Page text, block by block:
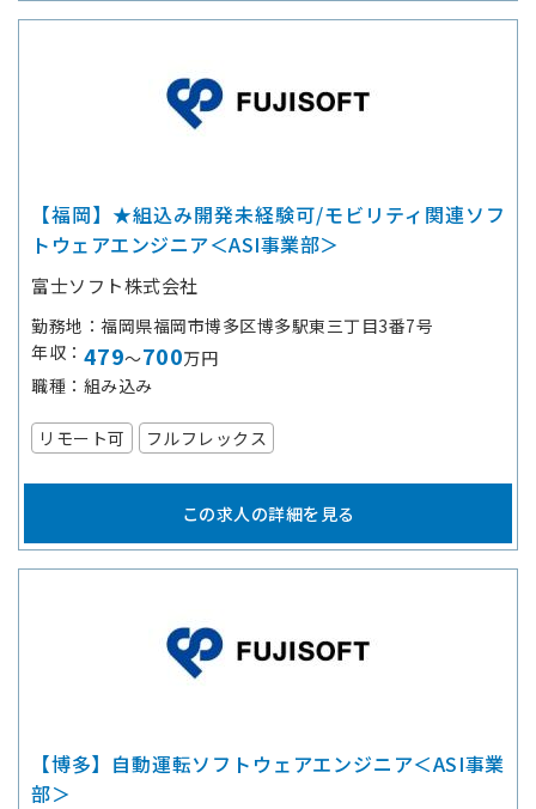
【福岡】★組込み開発未経験可/モビリティ関連ソフ
トウェアエンジニア＜ASI事業部＞
富士ソフト株式会社
勤務地
福岡県福岡市博多区博多駅東三丁目3番7号
年収
479～700万円
職種
組み込み
リモート可 フルフレックス
この求人の詳細を見る
【博多】自動運転ソフトウェアエンジニア＜ASI事業
部＞